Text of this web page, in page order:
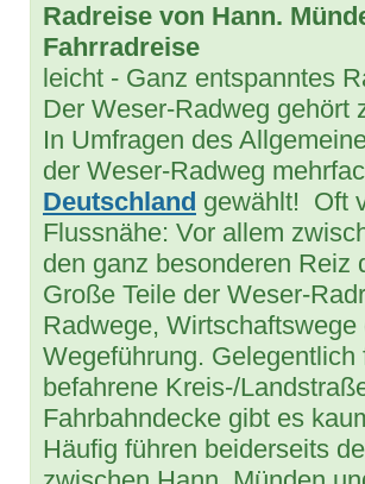
Radreise von Hann.
Fahrradreise
leicht - Ganz entspanntes
Der Weser-Radweg
In Umfragen des
der Weser-Radweg
Deutschland gewählt! Oft
Flussnähe: Vor allem
den ganz besonderen Reiz
Große Teile der Weser-
Radwege,
Wegeführung.
befahrene Kreis-/
Fahrbahndecke gibt es
Häufig führen beiderseits